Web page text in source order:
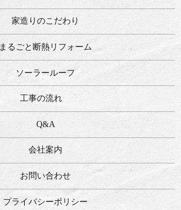
家造りのこだわり
まるごと断熱リフォーム
ソーラールーフ
工事の流れ
Q&A
会社案内
お問い合わせ
プライバシーポリシー